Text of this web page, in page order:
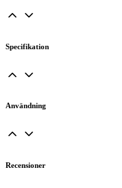
Specifikation
Användning
Recensioner